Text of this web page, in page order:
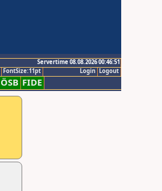
Servertime 08.08.2026 00:46:51
Logout
Login
FontSize:11pt
ÖSB FIDE